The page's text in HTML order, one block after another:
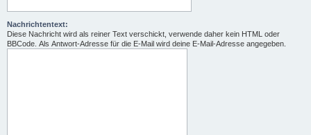
Nachrichtentext:
Diese Nachricht wird als reiner Text verschickt, verwende daher kein HTML oder
BBCode. Als Antwort-Adresse für die E-Mail wird deine E-Mail-Adresse angegeben.